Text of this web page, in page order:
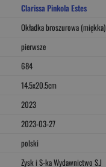
Clarissa Pinkola Estes
Okładka broszurowa (miękka)
pierwsze
684
14.5x20.5cm
2023
2023-03-27
polski
Zysk i S-ka Wydawnictwo S.J